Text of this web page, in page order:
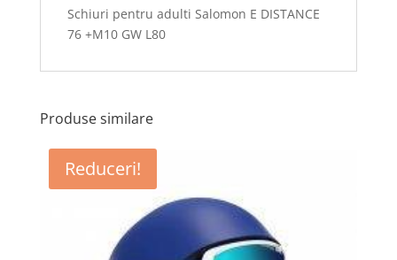
Schiuri pentru adulti Salomon E DISTANCE
76 +M10 GW L80
Produse similare
Reduceri!